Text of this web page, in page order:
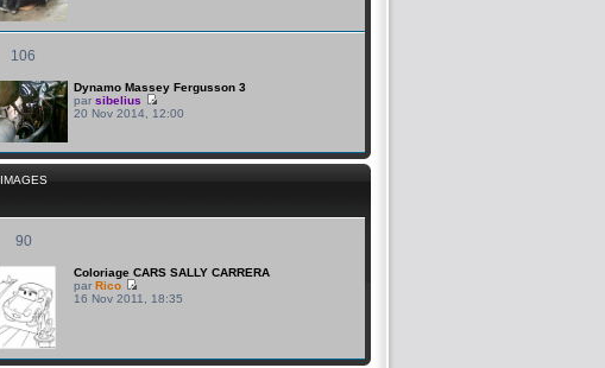
106
Dynamo Massey Fergusson 3
par sibelius
20 Nov 2014, 12:00
IMAGES
90
Coloriage CARS SALLY CARRERA
par Rico
16 Nov 2011, 18:35